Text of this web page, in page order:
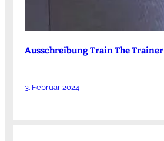
Ausschreibung Train The Trainer
3. Februar 2024